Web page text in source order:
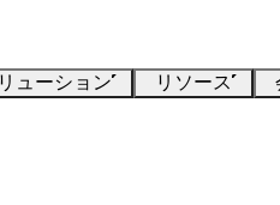
ューション リソース